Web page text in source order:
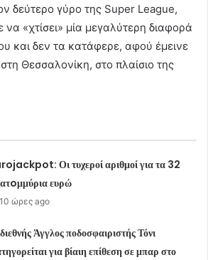
δεύτερο γύρο της Super League,
«χτίσει» μία μεγαλύτερη διαφορά
και δεν τα κατάφερε, αφού έμεινε
Θεσσαλονίκη, στο πλαίσιο της
Οι τυχεροί αριθμοί για τα 32
ευρώ
10 ώρες ago
Άγγλος ποδοσφαιριστής Τόνι
για βίαιη επίθεση σε μπαρ στο